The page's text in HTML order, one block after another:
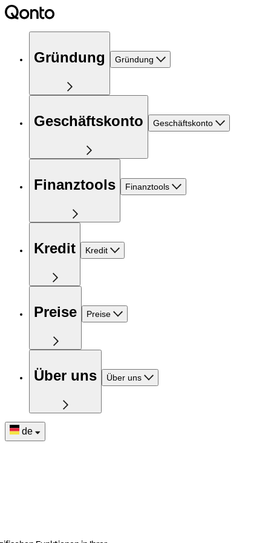
Gründung Gründung
Geschäftskonto Geschäftskonto
Finanztools Finanztools
Kredit Kredit
Preise Preise
Über uns Über uns
de